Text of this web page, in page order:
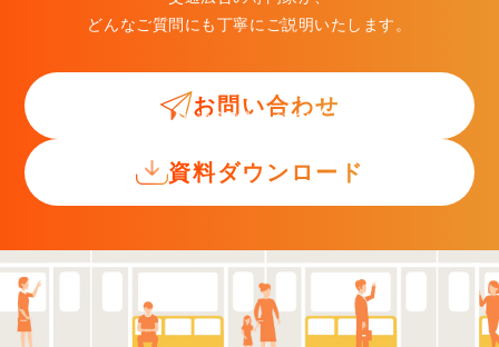
どんなご質問にも丁寧にご説明いたします。
お問い合わせ
交通広告入門ガイド
資料ダウンロード